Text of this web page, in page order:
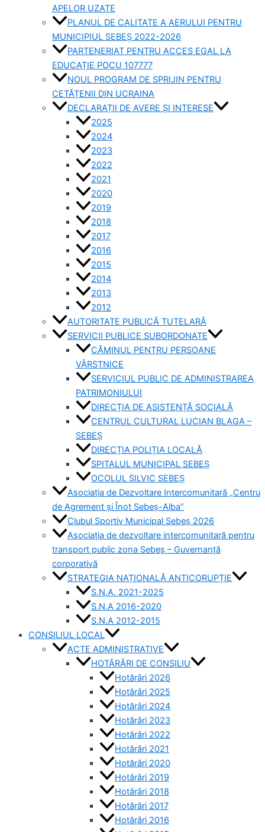
APELOR UZATE
PLANUL DE CALITATE A AERULUI PENTRU
MUNICIPIUL SEBEȘ 2022-2026
PARTENERIAT PENTRU ACCES EGAL LA
EDUCAȚIE POCU 107777
NOUL PROGRAM DE SPRIJIN PENTRU
CETĂȚENII DIN UCRAINA
DECLARAȚII DE AVERE ȘI INTERESE
2025
2024
2023
2022
2021
2020
2019
2018
2017
2016
2015
2014
2013
2012
AUTORITATE PUBLICĂ TUTELARĂ
SERVICII PUBLICE SUBORDONATE
CĂMINUL PENTRU PERSOANE
VÂRSTNICE
SERVICIUL PUBLIC DE ADMINISTRAREA
PATRIMONIULUI
DIRECȚIA DE ASISTENȚĂ SOCIALĂ
CENTRUL CULTURAL LUCIAN BLAGA –
SEBEȘ
DIRECȚIA POLIȚIA LOCALĂ
SPITALUL MUNICIPAL SEBEȘ
OCOLUL SILVIC SEBEȘ
Asociația de Dezvoltare Intercomunitară „Centru
de Agrement și Înot Sebeș-Alba”
Clubul Sportiv Municipal Sebeș 2026
Asociația de dezvoltare intercomunitară pentru
transport public zona Sebeș – Guvernanță
corporativă
STRATEGIA NAȚIONALĂ ANTICORUPȚIE
S.N.A. 2021-2025
S.N.A 2016-2020
S.N.A 2012-2015
CONSILIUL LOCAL
ACTE ADMINISTRATIVE
HOTĂRÂRI DE CONSILIU
Hotărâri 2026
Hotărâri 2025
Hotărâri 2024
Hotărâri 2023
Hotărâri 2022
Hotărâri 2021
Hotărâri 2020
Hotărâri 2019
Hotărâri 2018
Hotărâri 2017
Hotărâri 2016